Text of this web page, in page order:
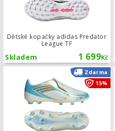
Dětské kopačky adidas Predator
League TF
1 699Kč
Skladem
Zdarma
15%